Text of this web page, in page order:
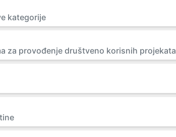
kategorije
za provođenje društveno korisnih projekata